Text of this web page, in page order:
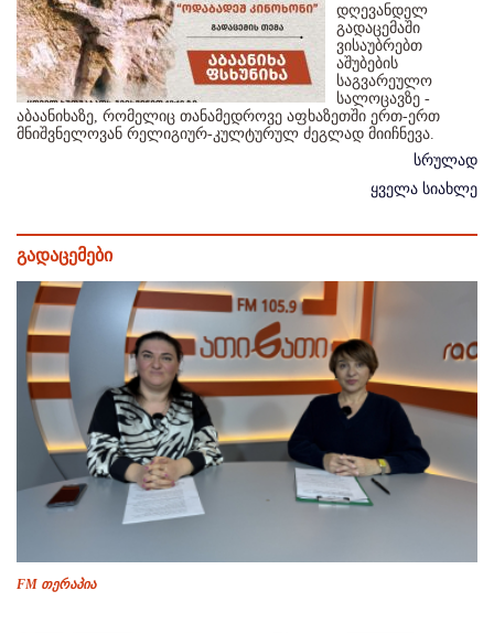
დღევანდელ
გადაცემაში
ვისაუბრებთ
აშუბების
საგვარეულო
სალოცავზე -
აბაანიხაზე, რომელიც თანამედროვე აფხაზეთში ერთ-ერთ
მნიშვნელოვან რელიგიურ-კულტურულ ძეგლად მიიჩნევა.
სრულად
ყველა სიახლე
გადაცემები
FM თერაპია